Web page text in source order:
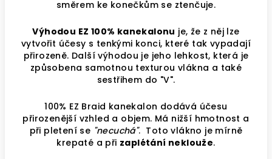
směrem ke konečkům se ztenčuje.
Výhodou EZ 100% kanekalonu je, že z něj lze
vytvořit účesy s tenkými konci, které tak vypadají
přirozeně. Další výhodou je jeho lehkost, která je
způsobena samotnou texturou vlákna a také
sestřihem do "V".
100% EZ Braid kanekalon dodává účesu
přirozenější vzhled a objem. Má nižší hmotnost a
při pletení se "necuchá". Toto vlákno je mírně
krepaté a při zaplétání neklouže.